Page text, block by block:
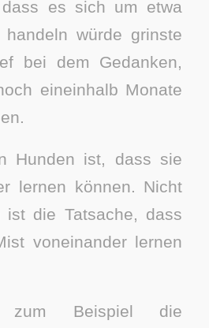
es sich um etwa
würde grinste
bei dem Gedanken,
eineinhalb Monate
Hunden ist, dass sie
lernen können. Nicht
die Tatsache, dass
voneinander lernen
zum Beispiel die